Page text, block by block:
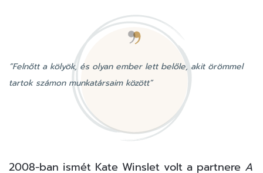
“Felnőtt a kölyök, és olyan ember lett belőle, akit örömmel
tartok számon munkatársaim között”
2008-ban ismét Kate Winslet volt a partnere A